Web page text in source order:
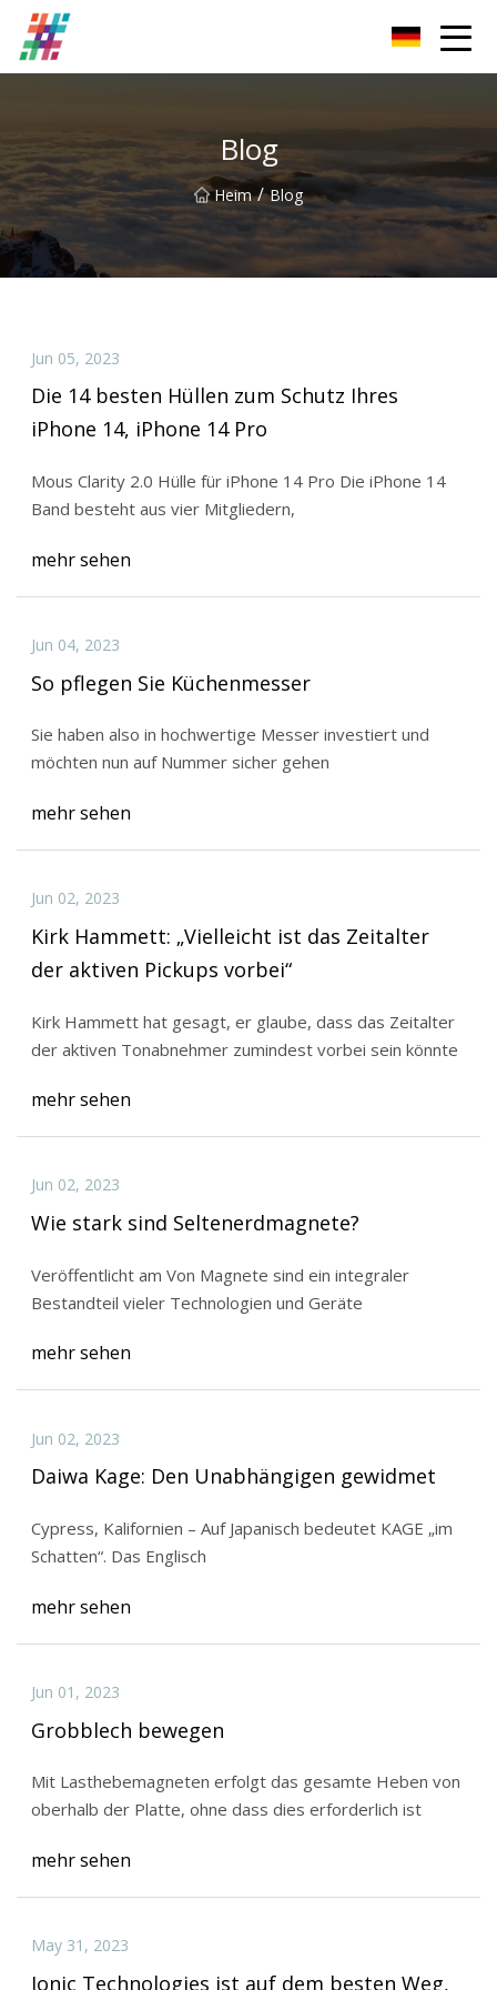
Blog
Heim / Blog
Jun 05, 2023
Die 14 besten Hüllen zum Schutz Ihres
iPhone 14, iPhone 14 Pro
Mous Clarity 2.0 Hülle für iPhone 14 Pro Die iPhone 14
Band besteht aus vier Mitgliedern,
mehr sehen
Jun 04, 2023
So pflegen Sie Küchenmesser
Sie haben also in hochwertige Messer investiert und
möchten nun auf Nummer sicher gehen
mehr sehen
Jun 02, 2023
Kirk Hammett: „Vielleicht ist das Zeitalter
der aktiven Pickups vorbei“
Kirk Hammett hat gesagt, er glaube, dass das Zeitalter
der aktiven Tonabnehmer zumindest vorbei sein könnte
mehr sehen
Jun 02, 2023
Wie stark sind Seltenerdmagnete?
Veröffentlicht am Von Magnete sind ein integraler
Bestandteil vieler Technologien und Geräte
mehr sehen
Jun 02, 2023
Daiwa Kage: Den Unabhängigen gewidmet
Cypress, Kalifornien – Auf Japanisch bedeutet KAGE „im
Schatten“. Das Englisch
mehr sehen
Jun 01, 2023
Grobblech bewegen
Mit Lasthebemagneten erfolgt das gesamte Heben von
oberhalb der Platte, ohne dass dies erforderlich ist
mehr sehen
May 31, 2023
Ionic Technologies ist auf dem besten Weg,